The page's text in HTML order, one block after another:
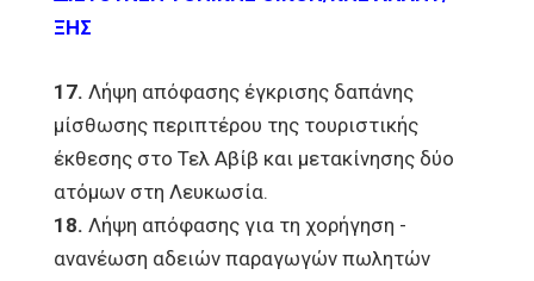
ΞΗΣ
17. Λήψη απόφασης έγκρισης δαπάνης
μίσθωσης περιπτέρου της τουριστικής
έκθεσης στο Τελ Αβίβ και μετακίνησης δύο
ατόμων στη Λευκωσία.
18. Λήψη απόφασης για τη χορήγηση -
ανανέωση αδειών παραγωγών πωλητών